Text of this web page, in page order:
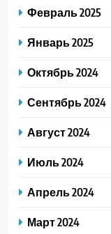
Февраль 2025
Январь 2025
Октябрь 2024
Сентябрь 2024
Август 2024
Июль 2024
Апрель 2024
Март 2024